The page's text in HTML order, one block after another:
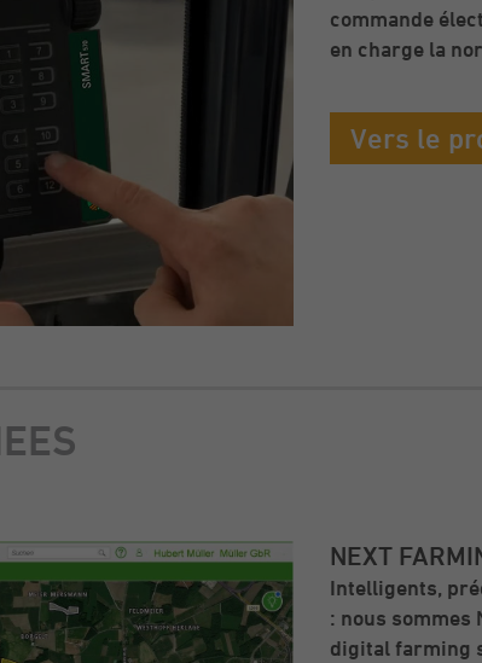
commande
en charge la
Vers le
NEXT
Intelligents,
: nous sommes
digital farming